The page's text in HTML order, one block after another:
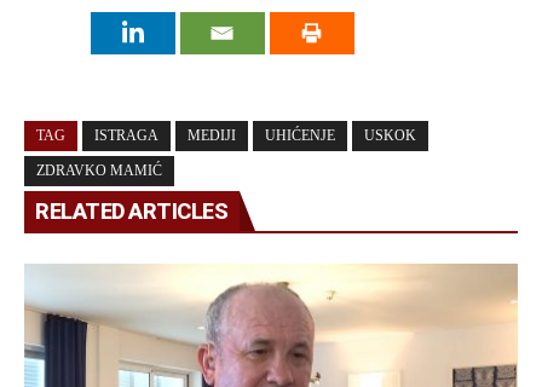
TAG ISTRAGA MEDIJI UHIĆENJE USKOK
ZDRAVKO MAMIĆ
RELATED ARTICLES